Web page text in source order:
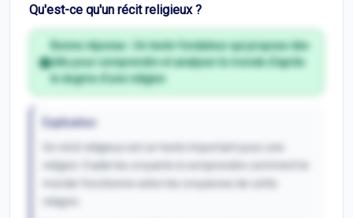
Qu'est-ce qu'un récit religieux ?
Bonne réponse :
Un texte fondateur qui propose des
clés pour comprendre et analyser le monde d'après
le dogme d'une religion
Explication
Un récit religieux est un texte important pour une
religion. Il aide les croyants à comprendre comment le
religion.